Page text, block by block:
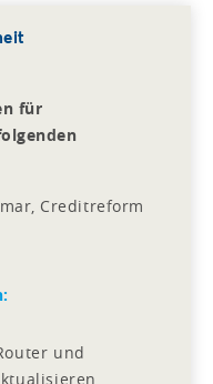
für
Creditreform
und